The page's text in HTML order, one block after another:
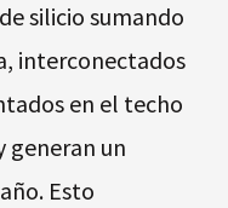
silicio sumando
interconectados
en el techo
generan un
Esto